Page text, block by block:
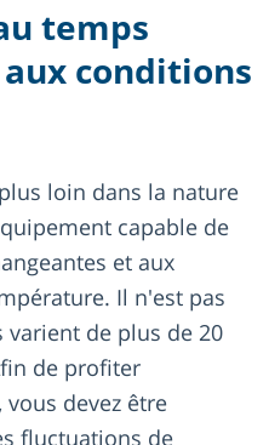
temps
conditions
loin dans la nature
capable de
et aux
Il n'est pas
de plus de 20
de profiter
devez être
fluctuations de